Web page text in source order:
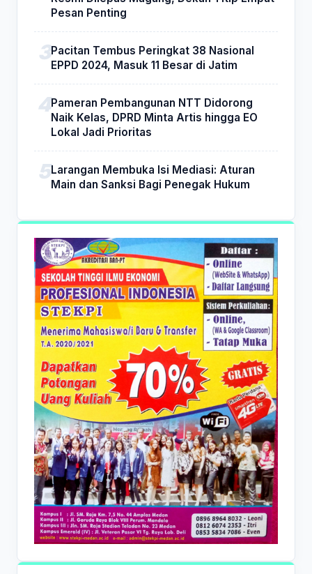
Pesan Penting
Pacitan Tembus Peringkat 38 Nasional
EPPD 2024, Masuk 11 Besar di Jatim
Pameran Pembangunan NTT Didorong
Naik Kelas, DPRD Minta Artis hingga EO
Lokal Jadi Prioritas
Larangan Membuka Isi Mediasi: Aturan
Main dan Sanksi Bagi Penegak Hukum